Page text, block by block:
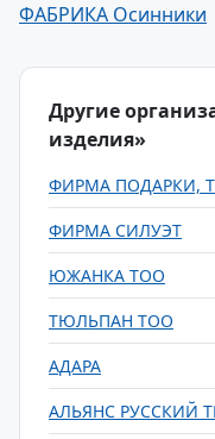
ФАБРИКА Осинники
Другие
изделия»
ФИРМА ПОДАРКИ,
ФИРМА СИЛУЭТ
ЮЖАНКА ТОО
ТЮЛЬПАН ТОО
АДАРА
АЛЬЯНС РУССКИЙ